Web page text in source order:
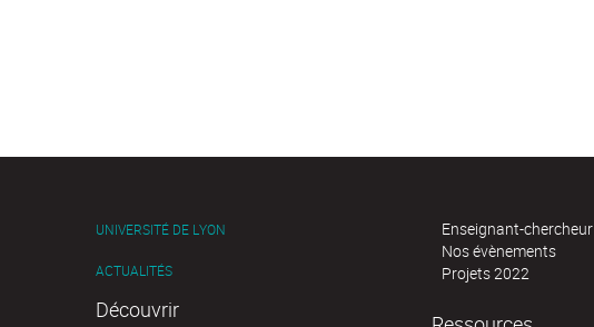
UNIVERSITÉ DE LYON
ACTUALITÉS
Découvrir
Enseignant-chercheur
Nos évènements
Projets 2022